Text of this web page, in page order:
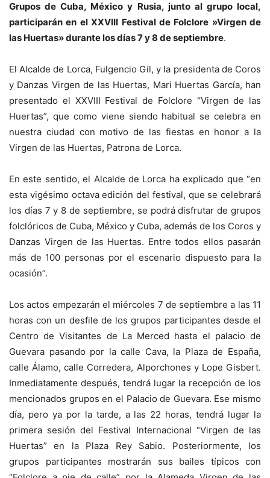
Grupos de Cuba, México y Rusia, junto al grupo local,
participarán en el XXVIII Festival de Folclore »Virgen de
las Huertas» durante los días 7 y 8 de septiembre.
El Alcalde de Lorca, Fulgencio Gil, y la presidenta de Coros
y Danzas Virgen de las Huertas, Mari Huertas García, han
presentado el XXVIII Festival de Folclore “Virgen de las
Huertas”, que como viene siendo habitual se celebra en
nuestra ciudad con motivo de las fiestas en honor a la
Virgen de las Huertas, Patrona de Lorca.
En este sentido, el Alcalde de Lorca ha explicado que “en
esta vigésimo octava edición del festival, que se celebrará
los días 7 y 8 de septiembre, se podrá disfrutar de grupos
folclóricos de Cuba, México y Cuba, además de los Coros y
Danzas Virgen de las Huertas. Entre todos ellos pasarán
más de 100 personas por el escenario dispuesto para la
ocasión”.
Los actos empezarán el miércoles 7 de septiembre a las 11
horas con un desfile de los grupos participantes desde el
Centro de Visitantes de La Merced hasta el palacio de
Guevara pasando por la calle Cava, la Plaza de España,
calle Álamo, calle Corredera, Alporchones y Lope Gisbert.
Inmediatamente después, tendrá lugar la recepción de los
mencionados grupos en el Palacio de Guevara. Ese mismo
día, pero ya por la tarde, a las 22 horas, tendrá lugar la
primera sesión del Festival Internacional “Virgen de las
Huertas” en la Plaza Rey Sabio. Posteriormente, los
grupos participantes mostrarán sus bailes típicos con